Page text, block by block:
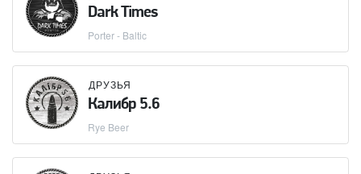
Dark Times
Porter - Baltic
ДРУЗЬЯ
Калибр 5.6
Rye Beer